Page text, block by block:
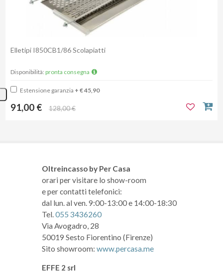
Elletipi I850CB1/86 Scolapiatti
Disponibilità: pronta consegna
Estensione garanzia + € 45,90
91,00 € 128,00 €
Oltreincasso by Per Casa
orari per visitare lo show-room
e per contatti telefonici:
dal lun. al ven. 9:00-13:00 e 14:00-18:30
Tel.055 3436260
Via Avogadro, 28
50019 Sesto Fiorentino (Firenze)
Sito showroom: www.percasa.me
EFFE 2 srl